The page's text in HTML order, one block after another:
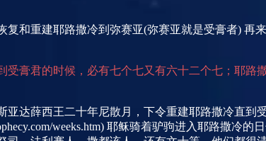
复和重建耶路撒冷到弥赛亚(弥赛亚就是受膏者) 再
膏君的时候，必有七个七又有六十二个七；耶路
达薛西王二十年尼散月，下令重建耶路撒冷直到
weeks.htm) 耶稣骑着驴驹进入耶路撒冷的